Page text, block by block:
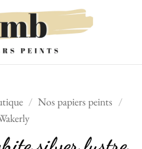
/ Nos papiers peints /